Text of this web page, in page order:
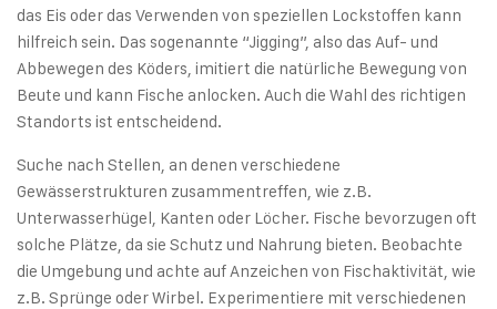
das Eis oder das Verwenden von speziellen Lockstoffen kann
hilfreich sein. Das sogenannte “Jigging”, also das Auf- und
Abbewegen des Köders, imitiert die natürliche Bewegung von
Beute und kann Fische anlocken. Auch die Wahl des richtigen
Standorts ist entscheidend.
Suche nach Stellen, an denen verschiedene
Gewässerstrukturen zusammentreffen, wie z.B.
Unterwasserhügel, Kanten oder Löcher. Fische bevorzugen oft
solche Plätze, da sie Schutz und Nahrung bieten. Beobachte
die Umgebung und achte auf Anzeichen von Fischaktivität, wie
z.B. Sprünge oder Wirbel. Experimentiere mit verschiedenen